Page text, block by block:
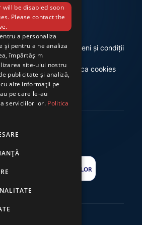
Termeni și condiții
Politica cookies
will be disabled soon
Please contact the
a personaliza
și pentru a ne analiza
împărtășim
site-ului nostru
publicitate și analiză,
alte informații pe
pe care le-au
serviciilor lor. Politica